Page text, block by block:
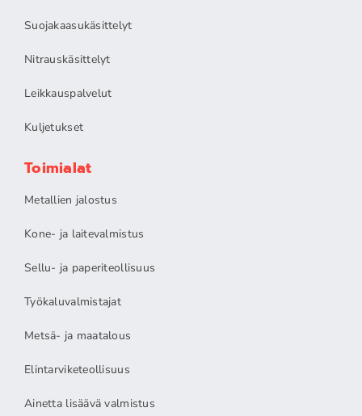
Suojakaasukäsittelyt
Nitrauskäsittelyt
Leikkauspalvelut
Kuljetukset
Toimialat
Metallien jalostus
Kone- ja laitevalmistus
Sellu- ja paperiteollisuus
Työkaluvalmistajat
Metsä- ja maatalous
Elintarviketeollisuus
Ainetta lisäävä valmistus